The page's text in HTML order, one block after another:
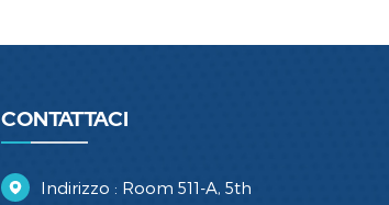
CONTATTACI
Indirizzo : Room 511-A, 5th